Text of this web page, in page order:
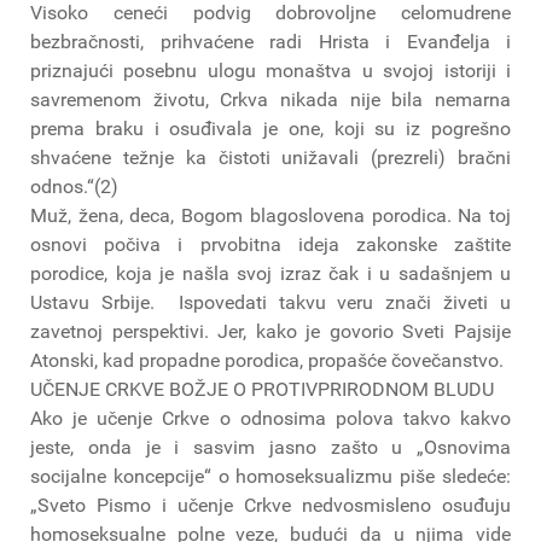
Visoko ceneći podvig dobrovoljne celomudrene
bezbračnosti, prihvaćene radi Hrista i Evanđelja i
priznajući posebnu ulogu monaštva u svojoj istoriji i
savremenom životu, Crkva nikada nije bila nemarna
prema braku i osuđivala je one, koji su iz pogrešno
shvaćene težnje ka čistoti unižavali (prezreli) bračni
odnos.“(2)
Muž, žena, deca, Bogom blagoslovena porodica. Na toj
osnovi počiva i prvobitna ideja zakonske zaštite
porodice, koja je našla svoj izraz čak i u sadašnjem u
Ustavu Srbije. Ispovedati takvu veru znači živeti u
zavetnoj perspektivi. Jer, kako je govorio Sveti Pajsije
Atonski, kad propadne porodica, propašće čovečanstvo.
UČENJE CRKVE BOŽJE O PROTIVPRIRODNOM BLUDU
Ako je učenje Crkve o odnosima polova takvo kakvo
jeste, onda je i sasvim jasno zašto u „Osnovima
socijalne koncepcije“ o homoseksualizmu piše sledeće:
„Sveto Pismo i učenje Crkve nedvosmisleno osuđuju
homoseksualne polne veze, budući da u njima vide